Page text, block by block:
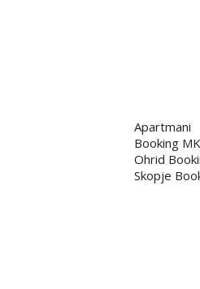
Apartmani
Booking MK
Ohrid
Skopje